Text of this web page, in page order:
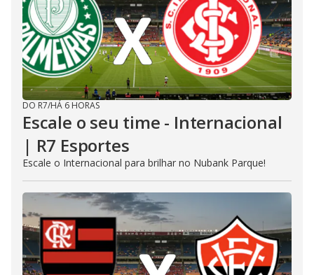
DO R7/HÁ 6 HORAS
Escale o seu time - Internacional
| R7 Esportes
Escale o Internacional para brilhar no Nubank Parque!